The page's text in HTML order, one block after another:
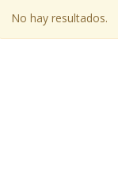
No hay resultados.